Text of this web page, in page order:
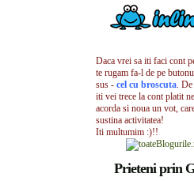
Daca vrei sa iti faci cont
te rugam fa-l de pe
sus - cel cu broscuta. De
iti vei trece la cont platit
acorda si noua un vot,
sustina activitatea!
Iti multumim :)!!
Prieteni prin